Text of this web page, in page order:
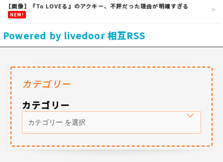
【画像】『To LOVEる』のアクキー、不評だった理由が明確すぎる
NEW!
Powered by livedoor 相互RSS
カテゴリー
カテゴリー